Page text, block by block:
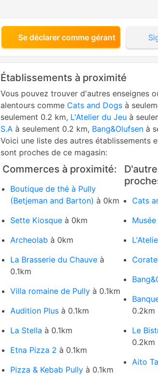
Se déclarer comme gérant
Établissements à proximité
Vous pouvez trouver d'autres enseignes
alentours comme Cats and Dogs à
seulement 0.2 km, L'Atelier du Jeu à
S.A à seulement 0.2 km, Bang&Olufsen à
Voici une liste des autres établissements
sont proches de ce magasin:
Commerces à proximité:
Boutique de thé à Pully
(Betjeman and Barton) à 0km
Sette Kiosque à 0km
Archeolab à 0km
La Brasserie du Chauve à
0.1km
Villa romaine de Pully à 0.1km
Audition Plus à 0.1km
La Stella à 0.1km
Etna Pizza 2 à 0.1km
Pizza & Kebab Pully à 0.1km
Cats
0.2km
Le
0.2km
Aito